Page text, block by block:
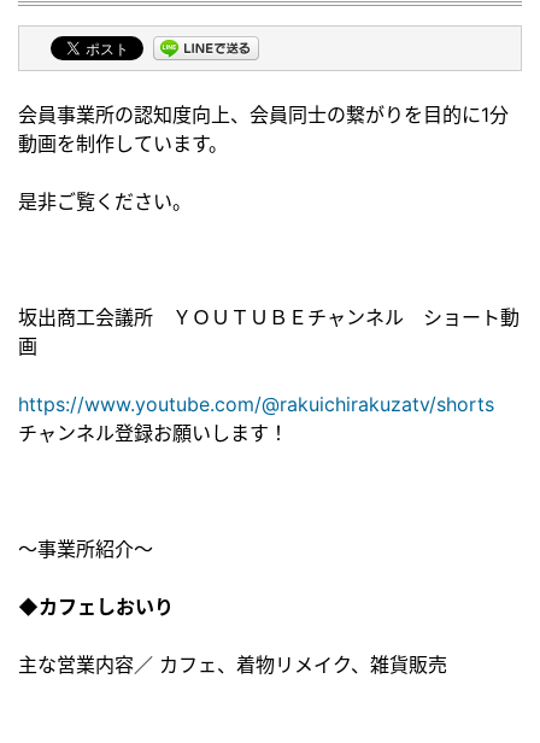
会員事業所の認知度向上、会員同士の繋がりを目的に1分
動画を制作しています。
是非ご覧ください。
坂出商工会議所 ＹＯＵＴＵＢＥチャンネル ショート動
画
https://www.youtube.com/@rakuichirakuzatv/shorts
チャンネル登録お願いします！
～事業所紹介～
◆カフェしおいり
主な営業内容／ カフェ、着物リメイク、雑貨販売